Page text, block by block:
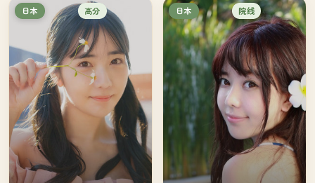
日本 高分 日本 院线